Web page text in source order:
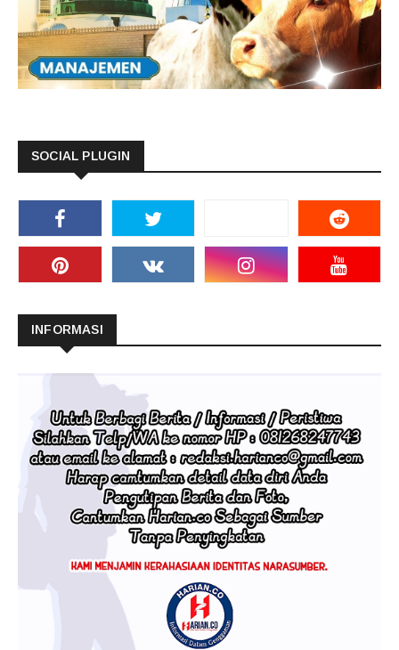
SOCIAL PLUGIN
INFORMASI